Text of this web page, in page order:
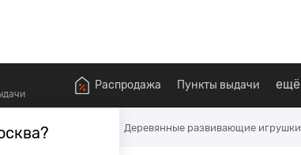
Распродажа Пункты выдачи ещё
игрушки Деревянные развивающие игрушки